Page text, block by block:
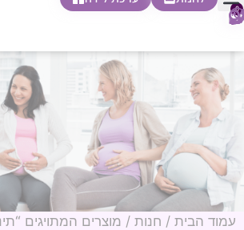
0
עמוד הבית / חנות / מוצרים המתויגים